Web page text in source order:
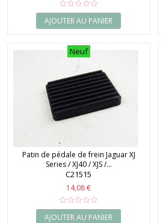
AJOUTER AU PANIER
Neuf
Patin de pédale de frein Jaguar XJ
Series / XJ40 / XJS /...
C21515
14,08 €
AJOUTER AU PANIER